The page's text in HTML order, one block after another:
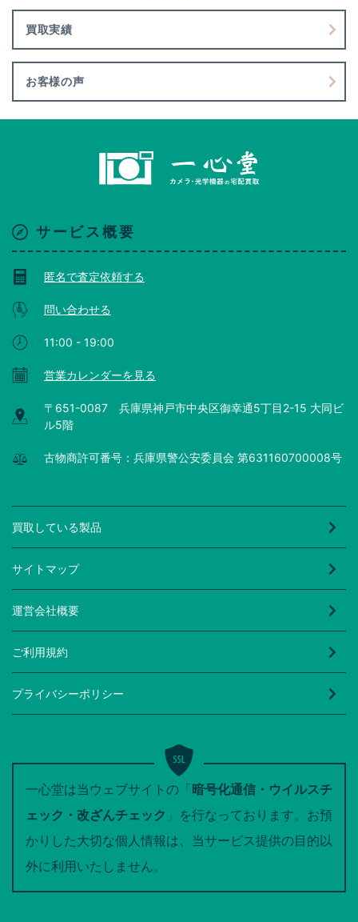
買取実績
お客様の声
サービス概要
匿名で査定依頼する
問い合わせる
11:00 - 19:00
営業カレンダーを見る
〒651-0087 兵庫県神戸市中央区御幸通5丁目2-15 大同ビ
ル5階
古物商許可番号：兵庫県警公安委員会 第631160700008号
買取している製品
サイトマップ
運営会社概要
ご利用規約
プライバシーポリシー
一心堂は当ウェブサイトの「暗号化通信・ウイルスチ
ェック・改ざんチェック 」を行なっております。お預
かりした大切な個人情報は、当サービス提供の目的以
外に利用いたしません。